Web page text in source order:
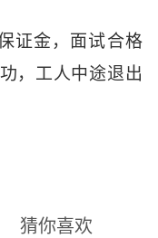
证金，面试合格
，工人中途退出
猜你喜欢